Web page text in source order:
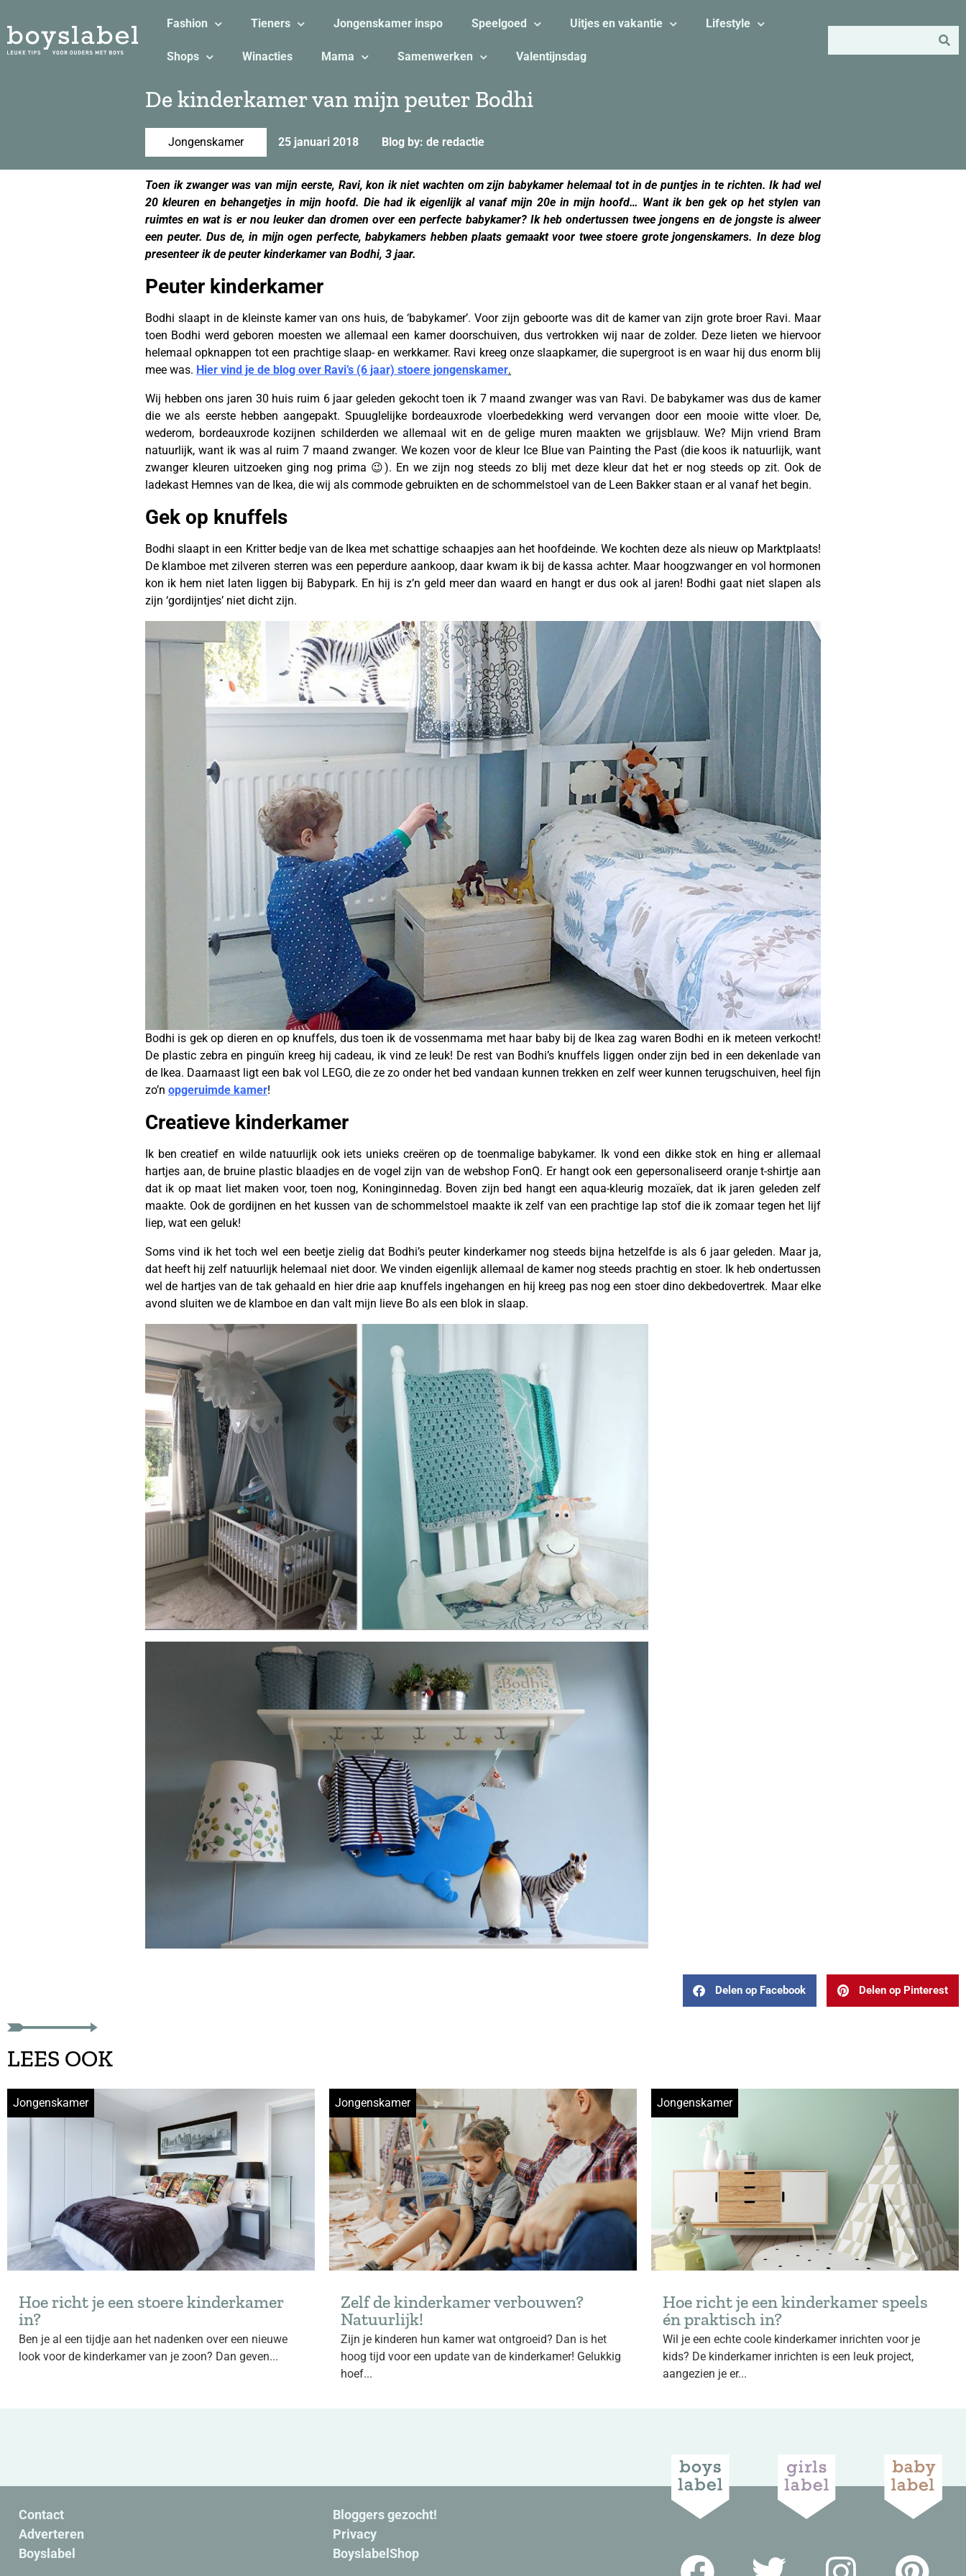
Fashion Tieners Jongenskamer inspo Speelgoed Uitjes en vakantie Lifestyle
Shops Winacties Mama Samenwerken Valentijnsdag
De kinderkamer van mijn peuter Bodhi
Jongenskamer 25 januari 2018 Blog by: de redactie
Toen ik zwanger was van mijn eerste, Ravi, kon ik niet wachten om zijn babykamer helemaal tot in de puntjes in te richten. Ik had wel
20 kleuren en behangetjes in mijn hoofd. Die had ik eigenlijk al vanaf mijn 20e in mijn hoofd… Want ik ben gek op het stylen van
ruimtes en wat is er nou leuker dan dromen over een perfecte babykamer? Ik heb ondertussen twee jongens en de jongste is alweer
een peuter. Dus de, in mijn ogen perfecte, babykamers hebben plaats gemaakt voor twee stoere grote jongenskamers. In deze blog
presenteer ik de peuter kinderkamer van Bodhi, 3 jaar.
Peuter kinderkamer
Bodhi slaapt in de kleinste kamer van ons huis, de ‘babykamer’. Voor zijn geboorte was dit de kamer van zijn grote broer Ravi. Maar
toen Bodhi werd geboren moesten we allemaal een kamer doorschuiven, dus vertrokken wij naar de zolder. Deze lieten we hiervoor
helemaal opknappen tot een prachtige slaap- en werkkamer. Ravi kreeg onze slaapkamer, die supergroot is en waar hij dus enorm blij
mee was. Hier vind je de blog over Ravi’s (6 jaar) stoere jongenskamer.
Wij hebben ons jaren 30 huis ruim 6 jaar geleden gekocht toen ik 7 maand zwanger was van Ravi. De babykamer was dus de kamer
die we als eerste hebben aangepakt. Spuuglelijke bordeauxrode vloerbedekking werd vervangen door een mooie witte vloer. De,
wederom, bordeauxrode kozijnen schilderden we allemaal wit en de gelige muren maakten we grijsblauw. We? Mijn vriend Bram
natuurlijk, want ik was al ruim 7 maand zwanger. We kozen voor de kleur Ice Blue van Painting the Past (die koos ik natuurlijk, want
zwanger kleuren uitzoeken ging nog prima 😉). En we zijn nog steeds zo blij met deze kleur dat het er nog steeds op zit. Ook de
ladekast Hemnes van de Ikea, die wij als commode gebruikten en de schommelstoel van de Leen Bakker staan er al vanaf het begin.
Gek op knuffels
Bodhi slaapt in een Kritter bedje van de Ikea met schattige schaapjes aan het hoofdeinde. We kochten deze als nieuw op Marktplaats!
De klamboe met zilveren sterren was een peperdure aankoop, daar kwam ik bij de kassa achter. Maar hoogzwanger en vol hormonen
kon ik hem niet laten liggen bij Babypark. En hij is z’n geld meer dan waard en hangt er dus ook al jaren! Bodhi gaat niet slapen als
zijn ‘gordijntjes’ niet dicht zijn.
Bodhi is gek op dieren en op knuffels, dus toen ik de vossenmama met haar baby bij de Ikea zag waren Bodhi en ik meteen verkocht!
De plastic zebra en pinguïn kreeg hij cadeau, ik vind ze leuk! De rest van Bodhi’s knuffels liggen onder zijn bed in een dekenlade van
de Ikea. Daarnaast ligt een bak vol LEGO, die ze zo onder het bed vandaan kunnen trekken en zelf weer kunnen terugschuiven, heel fijn
zo’n opgeruimde kamer!
Creatieve kinderkamer
Ik ben creatief en wilde natuurlijk ook iets unieks creëren op de toenmalige babykamer. Ik vond een dikke stok en hing er allemaal
hartjes aan, de bruine plastic blaadjes en de vogel zijn van de webshop FonQ. Er hangt ook een gepersonaliseerd oranje t-shirtje aan
dat ik op maat liet maken voor, toen nog, Koninginnedag. Boven zijn bed hangt een aqua-kleurig mozaïek, dat ik jaren geleden zelf
maakte. Ook de gordijnen en het kussen van de schommelstoel maakte ik zelf van een prachtige lap stof die ik zomaar tegen het lijf
liep, wat een geluk!
Soms vind ik het toch wel een beetje zielig dat Bodhi’s peuter kinderkamer nog steeds bijna hetzelfde is als 6 jaar geleden. Maar ja,
dat heeft hij zelf natuurlijk helemaal niet door. We vinden eigenlijk allemaal de kamer nog steeds prachtig en stoer. Ik heb ondertussen
wel de hartjes van de tak gehaald en hier drie aap knuffels ingehangen en hij kreeg pas nog een stoer dino dekbedovertrek. Maar elke
avond sluiten we de klamboe en dan valt mijn lieve Bo als een blok in slaap.
Delen op Facebook Delen op Pinterest
LEES OOK
Jongenskamer
Hoe richt je een stoere kinderkamer
in?
Ben je al een tijdje aan het nadenken over een nieuwe
look voor de kinderkamer van je zoon? Dan geven...
Jongenskamer
Zelf de kinderkamer verbouwen?
Natuurlijk!
Zijn je kinderen hun kamer wat ontgroeid? Dan is het
hoog tijd voor een update van de kinderkamer! Gelukkig
hoef...
Jongenskamer
Hoe richt je een kinderkamer speels
én praktisch in?
Wil je een echte coole kinderkamer inrichten voor je
kids? De kinderkamer inrichten is een leuk project,
aangezien je er...
Contact
Adverteren
Boyslabel
Bloggers gezocht!
Privacy
BoyslabelShop